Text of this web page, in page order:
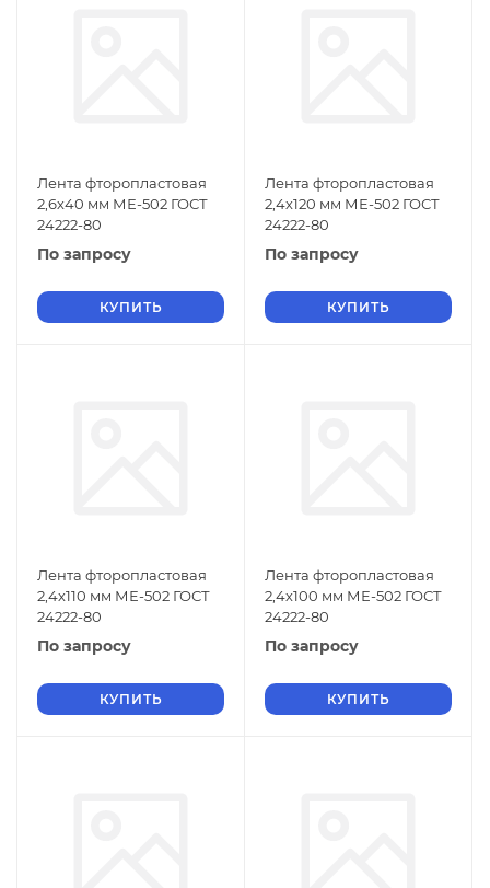
Лента фторопластовая
2,6х40 мм МЕ-502 ГОСТ
24222-80
По запросу
КУПИТЬ
Лента фторопластовая
2,4х120 мм МЕ-502 ГОСТ
24222-80
По запросу
КУПИТЬ
Лента фторопластовая
2,4х110 мм МЕ-502 ГОСТ
24222-80
По запросу
КУПИТЬ
Лента фторопластовая
2,4х100 мм МЕ-502 ГОСТ
24222-80
По запросу
КУПИТЬ